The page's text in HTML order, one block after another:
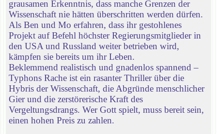
grausamen Erkenntnis, dass manche Grenzen der
Wissenschaft nie hätten überschritten werden dürfen.
Als Ben und Mo erfahren, dass ihr gestohlenes
Projekt auf Befehl höchster Regierungsmitglieder in
den USA und Russland weiter betrieben wird,
kämpfen sie bereits um ihr Leben.
Beklemmend realistisch und gnadenlos spannend –
Typhons Rache ist ein rasanter Thriller über die
Hybris der Wissenschaft, die Abgründe menschlicher
Gier und die zerstörerische Kraft des
Vergeltungsdrangs. Wer Gott spielt, muss bereit sein,
einen hohen Preis zu zahlen.